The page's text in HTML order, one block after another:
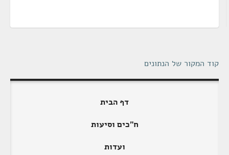
קוד המקור של הנתונים
דף הבית
ח"כים וסיעות
ועדות